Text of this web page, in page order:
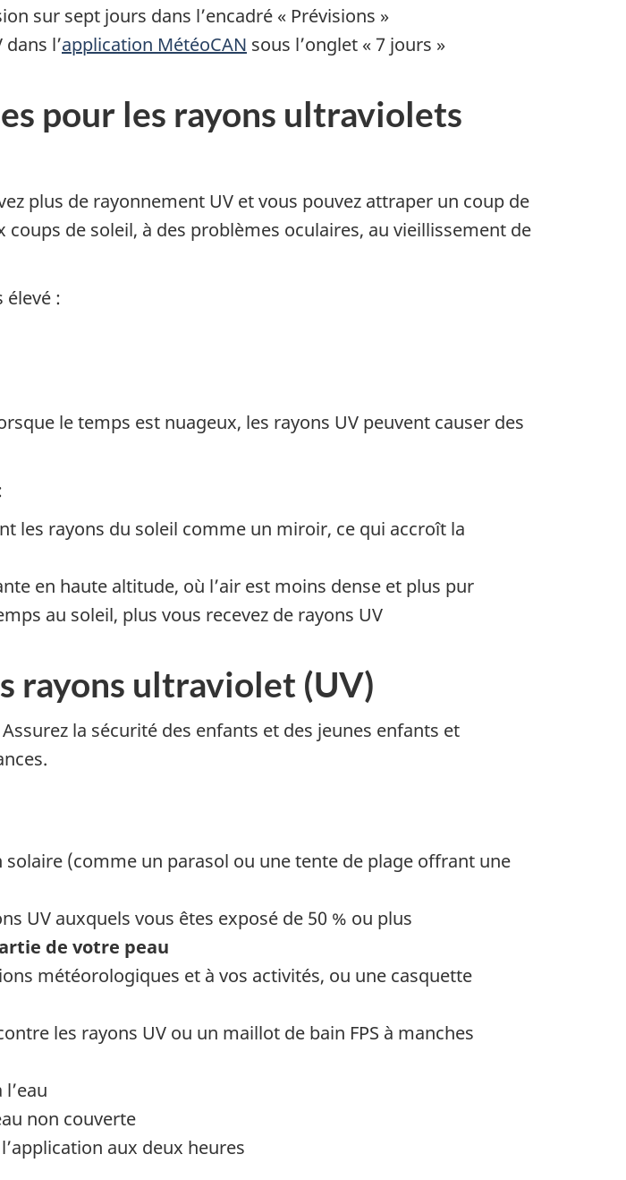
sur sept jours dans l’encadré « Prévisions »
l’application MétéoCAN sous l’onglet « 7 jours »
pour les rayons ultraviolets
plus de rayonnement UV et vous pouvez attraper un coup de
de soleil, à des problèmes oculaires, au vieillissement de
élevé :
le temps est nuageux, les rayons UV peuvent causer des
les rayons du soleil comme un miroir, ce qui accroît la
en haute altitude, où l’air est moins dense et plus pur
au soleil, plus vous recevez de rayons UV
rayons ultraviolet (UV)
la sécurité des enfants et des jeunes enfants et
(comme un parasol ou une tente de plage offrant une
UV auxquels vous êtes exposé de 50 % ou plus
de votre peau
météorologiques et à vos activités, ou une casquette
les rayons UV ou un maillot de bain FPS à manches
non couverte
aux deux heures